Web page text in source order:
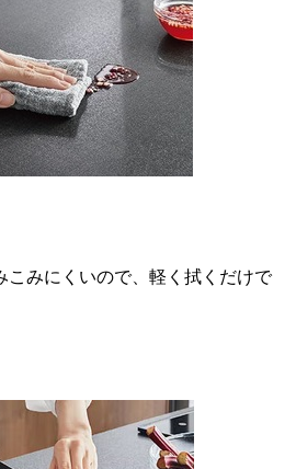
こみにくいので、軽く拭くだけで